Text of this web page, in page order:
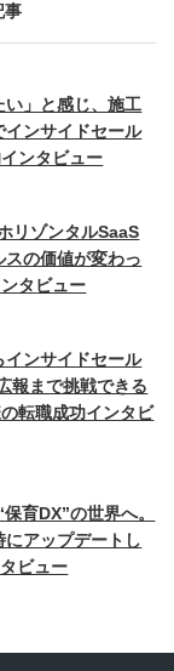
事
い」と感じ、施工
インサイドセール
ンタビュー
リゾンタルSaaS
の価値が変わっ
タビュー
インサイドセール
報まで挑戦できる
転職成功インタビ
育DX”の世界へ。
アップデートし
ビュー